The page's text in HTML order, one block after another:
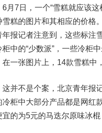
7日，一个“雪糕就应该这
雪糕的图片和其相应的价格
年报记者注意到，这些标注
柜中的“少数派”，一些冷柜
在一张图片上，14款雪糕中
不是个案，北京青年报记
冷柜中大部分产品都是网红
宜的为5元的马迭尔原味冰